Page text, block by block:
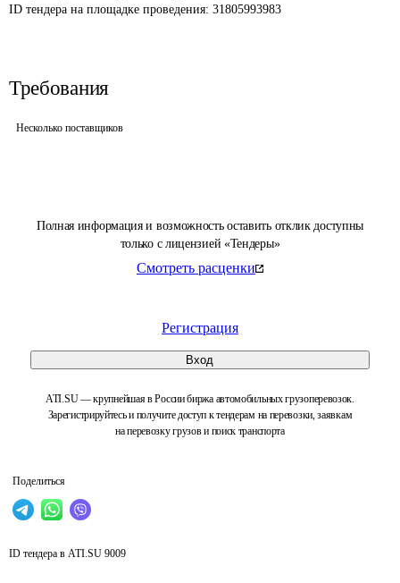
Полная информация и возможность оставить отклик доступны
только с лицензией «Тендеры»
Смотреть расценки
Регистрация
Вход
ATI.SU — крупнейшая в России биржа автомобильных грузоперевозок.
Зарегистрируйтесь и получите доступ к тендерам на перевозки, заявкам
на перевозку грузов и поиск транспорта
Поделиться
ID тендера на площадке проведения: 31805993983
Требования
Несколько поставщиков
ID тендера в ATI.SU 9009